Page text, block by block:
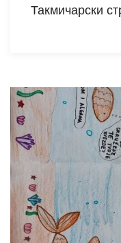
Такмичарски